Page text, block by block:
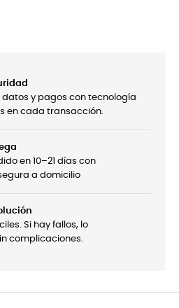
datos y pagos con tecnología
en cada transacción.
en 10–21 días con
a domicilio
Si hay fallos, lo
complicaciones.